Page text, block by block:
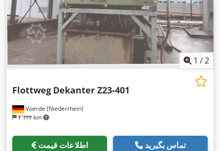
1 /2
Voerde (Niederrhein)
۴٬۳۳۴ km
Flottweg Dekanter Z23-401
اطلاعات قیمت تماس بگیرید